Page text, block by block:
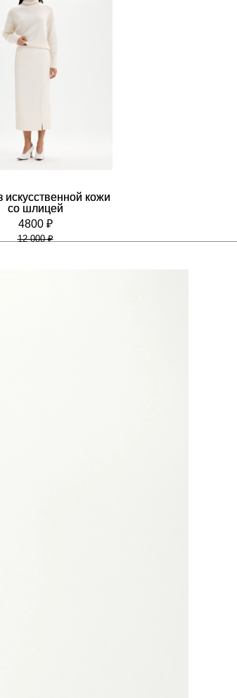
искусственной кожи
со шлицей
4800 ₽
12 000 ₽